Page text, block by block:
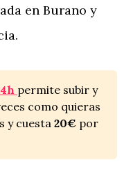
en Burano y
permite subir y
como quieras
y cuesta20€ por